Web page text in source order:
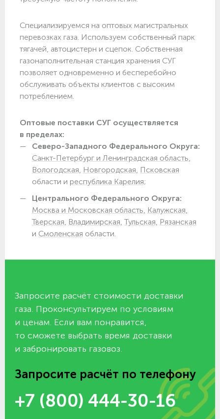
Специализируемся на оптовых магистральных
перевозках газа. Используем собственный парк
тягачей, автоцистерн и сцепок. Собственная
газонаполнительная станция хранения СУГ
позволяет одновременно и бесперебойно
обслуживать объекты клиентов с высоким
потреблением.
Оптовые поставки СУГ осуществляется
в пределах:
Северо-Западного Федерального Округа:
Санкт-Петербург и Ленинградская область,
Вологодская, Новгородская, Псковская
области и республика Карелия;
Центрального Федерального Округа:
Москва и Московская область, Калужская,
Тверская, Владимирская, Тульская, Рязанская
и Смоленская области.
Запросите расчёт стоимости доставки
газа. Проконсультируем по условиям
и ценам. Если вам понравится,
то сможете выбрать время доставки
и забронировать газовоз.
Запросите расчёт по телефону
+7 (800) 444-30-16